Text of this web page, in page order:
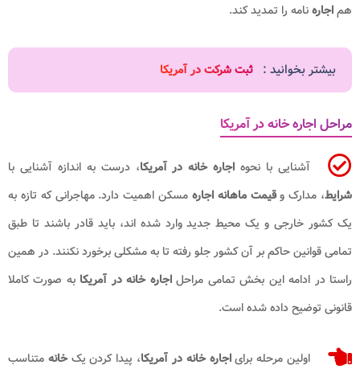
هماجارهنامه را تمدید کند.
بیشتر بخوانید : ثبت شرکت در آمریکا
مراحل اجاره خانه در آمریکا
آشنایی با نحوه اجاره خانه در آمریکا، درست به اندازه آشنایی با
شرایط، مدارک وقیمت ماهانه اجاره مسکن اهمیت دارد. مهاجرانی که تازه به
یک کشور خارجی و یک محیط جدید وارد شده اند، باید قادر باشند تا طبق
تمامی قوانین حاکم بر آن کشور جلو رفته تا به مشکلی برخورد نکنند. در همین
راستا در ادامه این بخش تمامی مراحلاجاره خانه در آمریکا به صورت کاملا
قانونی توضیح داده شده است.
اولین مرحله برایاجاره خانه در آمریکا، پیدا کردن یکخانه متناسب